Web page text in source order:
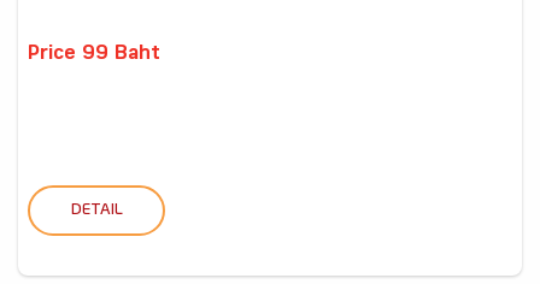
Price 99 Baht
DETAIL